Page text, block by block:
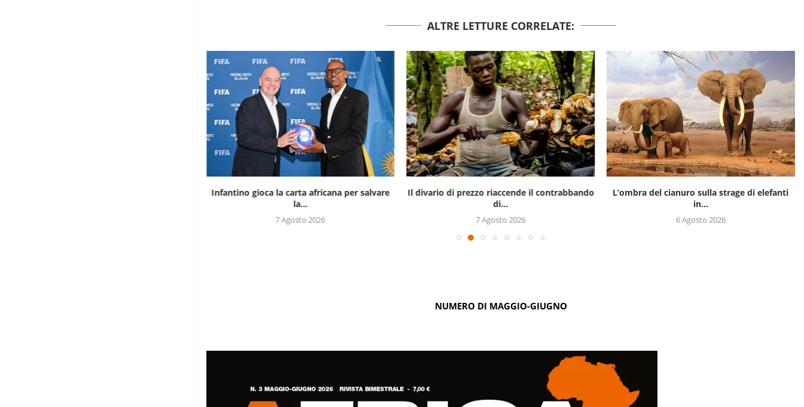
ALTRE LETTURE CORRELATE:
Infantino gioca la carta africana per salvare
la...
7 Agosto 2026
Il divario di prezzo riaccende il contrabbando
di...
7 Agosto 2026
L’ombra del cianuro sulla strage di elefanti
in...
6 Agosto 2026
NUMERO DI MAGGIO-GIUGNO